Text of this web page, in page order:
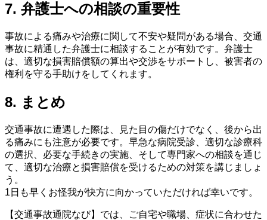
7. 弁護士への相談の重要性
事故による痛みや治療に関して不安や疑問がある場合、交通
事故に精通した弁護士に相談することが有効です。弁護士
は、適切な損害賠償額の算出や交渉をサポートし、被害者の
権利を守る手助けをしてくれます。
8. まとめ
交通事故に遭遇した際は、見た目の傷だけでなく、後から出
る痛みにも注意が必要です。早急な病院受診、適切な診療科
の選択、必要な手続きの実施、そして専門家への相談を通じ
て、適切な治療と損害賠償を受けるための対策を講じましょ
う。
1日も早くお怪我が快方に向かっていただければ幸いです。
【交通事故通院なび】では、ご自宅や職場、症状に合わせた